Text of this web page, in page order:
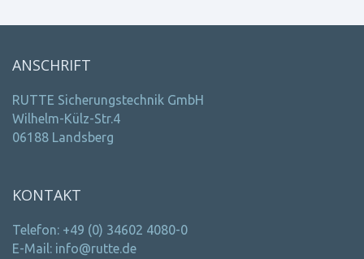
ANSCHRIFT
RUTTE Sicherungstechnik GmbH
Wilhelm-Külz-Str.4
06188 Landsberg
KONTAKT
Telefon: +49 (0) 34602 4080-0
E-Mail: info@rutte.de